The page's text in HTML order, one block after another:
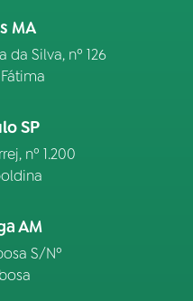
MA
da Silva, nº 126
SP
nº 1.200
AM
S/Nº